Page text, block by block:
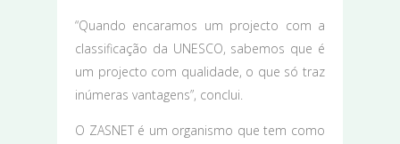
“Quando encaramos um projecto com a
classificação da UNESCO, sabemos que é
um projecto com qualidade, o que só traz
inúmeras vantagens”, conclui.
O ZASNET é um organismo que tem como